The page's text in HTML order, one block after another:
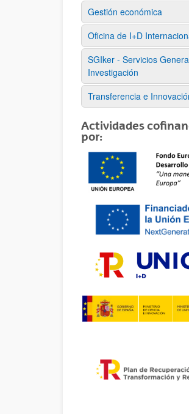
Gestión económica
Oficina de I+D
SGIker - Servicios
Investigación
Transferencia e
Actividades
por: